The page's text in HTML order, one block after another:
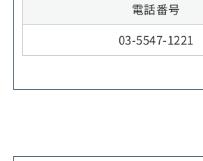
電話番号
03-5547-1221